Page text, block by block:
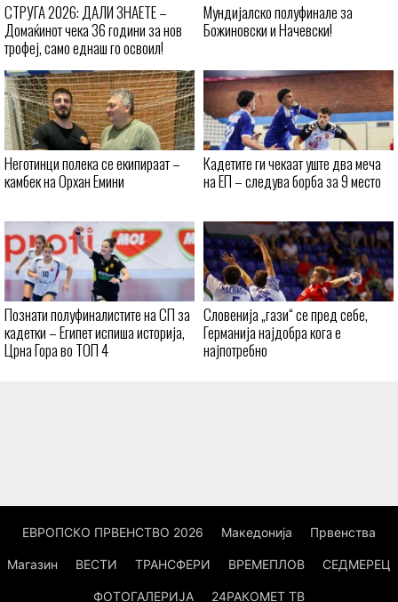
СТРУГА 2026: ДАЛИ ЗНАЕТЕ –
Домаќинот чека 36 години за нов
трофеј, само еднаш го освоил!
Мундијалско полуфинале за
Божиновски и Начевски!
Неготинци полека се екипираат –
камбек на Орхан Емини
Кадетите ги чекаат уште два меча
на ЕП – следува борба за 9 место
Познати полуфиналистите на СП за
кадетки – Египет испиша историја,
Црна Гора во ТОП 4
Словенија „гази“ се пред себе,
Германија најдобра кога е
најпотребно
ЕВРОПСКО ПРВЕНСТВО 2026 Македонија Првенства
Магазин ВЕСТИ ТРАНСФЕРИ ВРЕМЕПЛОВ СЕДМЕРЕЦ
ФОТОГАЛЕРИЈА 24РАКОМЕТ ТВ